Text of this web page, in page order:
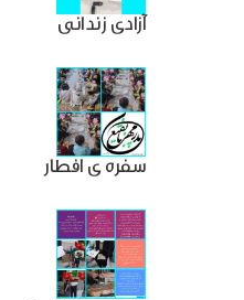
آزادی زندانی
سفره ی افطار